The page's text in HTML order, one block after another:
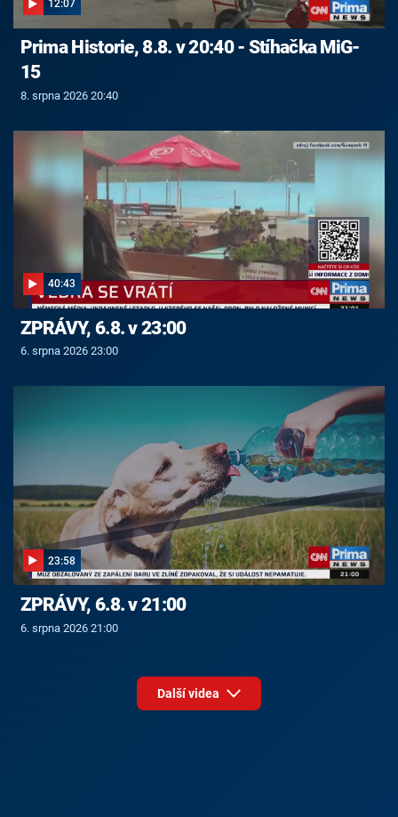
12:07
Prima Historie, 8.8. v 20:40 - Stíhačka MiG-
15
8. srpna 2026 20:40
40:43
ZPRÁVY, 6.8. v 23:00
6. srpna 2026 23:00
23:58
ZPRÁVY, 6.8. v 21:00
6. srpna 2026 21:00
Další videa